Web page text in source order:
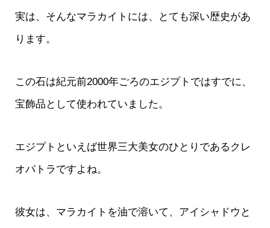
実は、そんなマラカイトには、とても深い歴史があ
ります。
この石は紀元前2000年ごろのエジプトではすでに、
宝飾品として使われていました。
エジプトといえば世界三大美女のひとりであるクレ
オパトラですよね。
彼女は、マラカイトを油で溶いて、アイシャドウと